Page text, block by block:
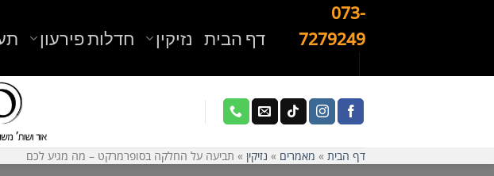
073-
7279249
דף הבית נזיקין חדלות פירעון
דף הבית » מאמרים » נזיקין » תביעה על החלקה בסופרמרקט – מה מגיע לכם